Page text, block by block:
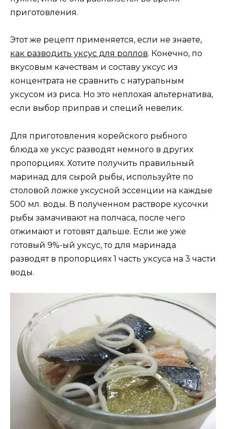
приготовления.
Этот же рецепт применяется, если не знаете,
как разводить уксус для роллов. Конечно, по
вкусовым качествам и составу уксус из
концентрата не сравнить с натуральным
уксусом из риса. Но это неплохая альтернатива,
если выбор приправ и специй невелик.
Для приготовления корейского рыбного
блюда хе уксус разводят немного в других
пропорциях. Хотите получить правильный
маринад для сырой рыбы, используйте по
столовой ложке уксусной эссенции на каждые
500 мл. воды. В полученном растворе кусочки
рыбы замачивают на полчаса, после чего
отжимают и готовят дальше. Если же уже
готовый 9%-ый уксус, то для маринада
разводят в пропорциях 1 часть уксуса на 3 части
воды.